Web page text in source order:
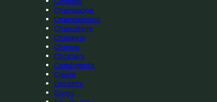
Champagne
Champignons
Charcuterie
Chilienne
Chinois
Cocktails
Condiments
Créole
Desserts
Divers